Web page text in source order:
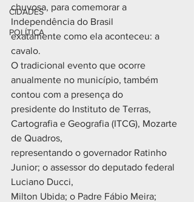
CIDADES
POLÍTICA
chuvosa, para comemorar a
Independência do Brasil
exatamente como ela aconteceu: a
cavalo.
O tradicional evento que ocorre
anualmente no município, também
contou com a presença do
presidente do Instituto de Terras,
Cartografia e Geografia (ITCG), Mozarte
de Quadros,
representando o governador Ratinho
Junior; o assessor do deputado federal
Luciano Ducci,
Milton Ubida; o Padre Fábio Meira;